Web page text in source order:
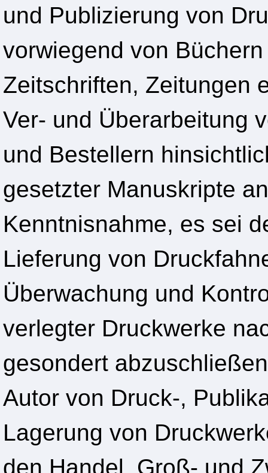
und Publizierung von
vorwiegend von
Zeitschriften, Zeitungen
Ver- und Überarbeitung
und Bestellern
gesetzter Manuskripte
Kenntnisnahme, es sei
Lieferung von
Überwachung und
verlegter Druckwerke
gesondert
Autor von Druck-,
Lagerung von
den Handel, Groß- und